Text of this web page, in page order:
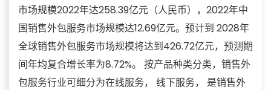
市场规模2022年达258.39亿元（人民币），2022年中
国销售外包服务市场规模达12.69亿元。预计到 2028年
全球销售外包服务市场规模将达到426.72亿元，预测期
间年均复合增长率为8.72%。 按产品种类分类，销售外
包服务行业可细分为在线服务， 线下服务， 是销售外